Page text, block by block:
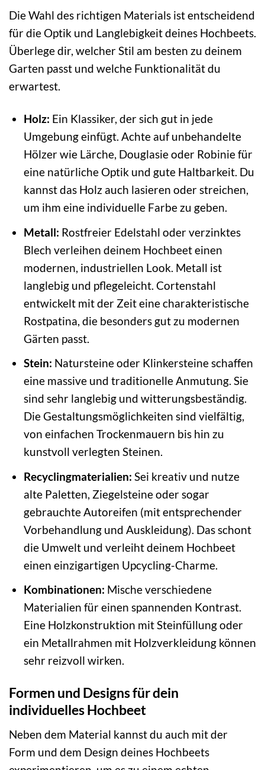
Die Wahl des richtigen Materials ist entscheidend
für die Optik und Langlebigkeit deines Hochbeets.
Überlege dir, welcher Stil am besten zu deinem
Garten passt und welche Funktionalität du
erwartest.
Holz: Ein Klassiker, der sich gut in jede
Umgebung einfügt. Achte auf unbehandelte
Hölzer wie Lärche, Douglasie oder Robinie für
eine natürliche Optik und gute Haltbarkeit. Du
kannst das Holz auch lasieren oder streichen,
um ihm eine individuelle Farbe zu geben.
Metall: Rostfreier Edelstahl oder verzinktes
Blech verleihen deinem Hochbeet einen
modernen, industriellen Look. Metall ist
langlebig und pflegeleicht. Cortenstahl
entwickelt mit der Zeit eine charakteristische
Rostpatina, die besonders gut zu modernen
Gärten passt.
Stein: Natursteine oder Klinkersteine schaffen
eine massive und traditionelle Anmutung. Sie
sind sehr langlebig und witterungsbeständig.
Die Gestaltungsmöglichkeiten sind vielfältig,
von einfachen Trockenmauern bis hin zu
kunstvoll verlegten Steinen.
Recyclingmaterialien: Sei kreativ und nutze
alte Paletten, Ziegelsteine oder sogar
gebrauchte Autoreifen (mit entsprechender
Vorbehandlung und Auskleidung). Das schont
die Umwelt und verleiht deinem Hochbeet
einen einzigartigen Upcycling-Charme.
Kombinationen: Mische verschiedene
Materialien für einen spannenden Kontrast.
Eine Holzkonstruktion mit Steinfüllung oder
ein Metallrahmen mit Holzverkleidung können
sehr reizvoll wirken.
Formen und Designs für dein
individuelles Hochbeet
Neben dem Material kannst du auch mit der
Form und dem Design deines Hochbeets